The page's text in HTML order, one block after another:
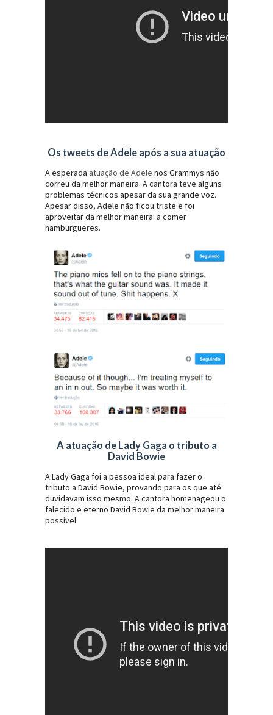
Os tweets de Adele após a sua atuação
A esperada atuação de Adele nos Grammys não
correu da melhor maneira. A cantora teve alguns
problemas técnicos apesar da sua grande voz.
Apesar disso, Adele não ficou triste e foi
aproveitar da melhor maneira: a comer
hamburgueres.
A atuação de Lady Gaga o tributo a
David Bowie
A Lady Gaga foi a pessoa ideal para fazer o
tributo a David Bowie, provando para os que até
duvidavam isso mesmo. A cantora homenageou o
falecido e eterno David Bowie da melhor maneira
possível.